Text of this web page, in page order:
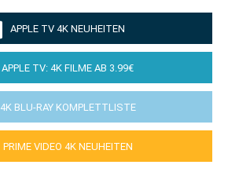
APPLE TV 4K NEUHEITEN
APPLE TV: 4K FILME AB 3.99€
4K BLU-RAY KOMPLETTLISTE
PRIME VIDEO 4K NEUHEITEN